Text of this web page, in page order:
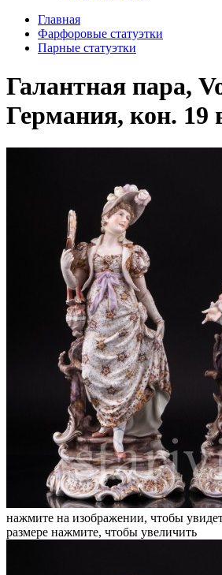
Главная
Фарфоровые статуэтки
Парные статуэтки
Галантная пара,
Германия, кон. 19
нажмите на изображении, чтобы
размере нажмите, чтобы увеличить